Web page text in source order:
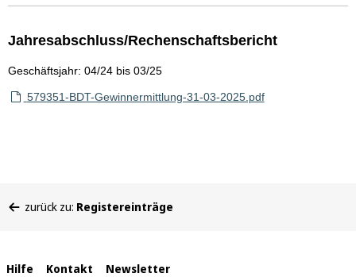
Jahresabschluss/Rechenschaftsbericht
Geschäftsjahr: 04/24 bis 03/25
579351-BDT-Gewinnermittlung-31-03-2025.pdf
befinden
zurück zu: Registereinträge
Hilfe Kontakt Newsletter